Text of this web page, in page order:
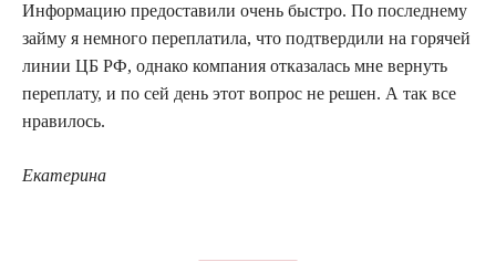
Информацию предоставили очень быстро. По последнему
займу я немного переплатила, что подтвердили на горячей
линии ЦБ РФ, однако компания отказалась мне вернуть
переплату, и по сей день этот вопрос не решен. А так все
нравилось.
Екатерина